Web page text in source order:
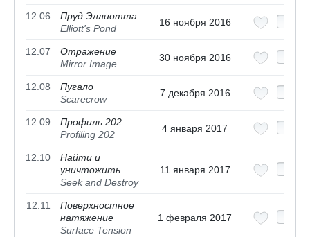
12.06
Пруд Эллиотта
Elliott's Pond
16 ноября 2016
12.07
Отражение
Mirror Image
30 ноября 2016
12.08
Пугало
Scarecrow
7 декабря 2016
12.09
Профиль 202
Profiling 202
4 января 2017
12.10
Найти и
уничтожить
Seek and Destroy
11 января 2017
12.11
Поверхностное
натяжение
Surface Tension
1 февраля 2017